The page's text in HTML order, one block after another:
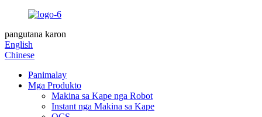
pangutana karon
English
Chinese
Panimalay
Mga Produkto
Makina sa Kape nga Robot
Instant nga Makina sa Kape